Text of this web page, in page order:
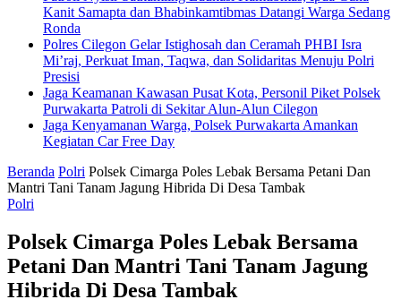
Kanit Samapta dan Bhabinkamtibmas Datangi Warga Sedang
Ronda
Polres Cilegon Gelar Istighosah dan Ceramah PHBI Isra
Mi’raj, Perkuat Iman, Taqwa, dan Solidaritas Menuju Polri
Presisi
Jaga Keamanan Kawasan Pusat Kota, Personil Piket Polsek
Purwakarta Patroli di Sekitar Alun-Alun Cilegon
Jaga Kenyamanan Warga, Polsek Purwakarta Amankan
Kegiatan Car Free Day
Beranda Polri Polsek Cimarga Poles Lebak Bersama Petani Dan
Mantri Tani Tanam Jagung Hibrida Di Desa Tambak
Polri
Polsek Cimarga Poles Lebak Bersama
Petani Dan Mantri Tani Tanam Jagung
Hibrida Di Desa Tambak